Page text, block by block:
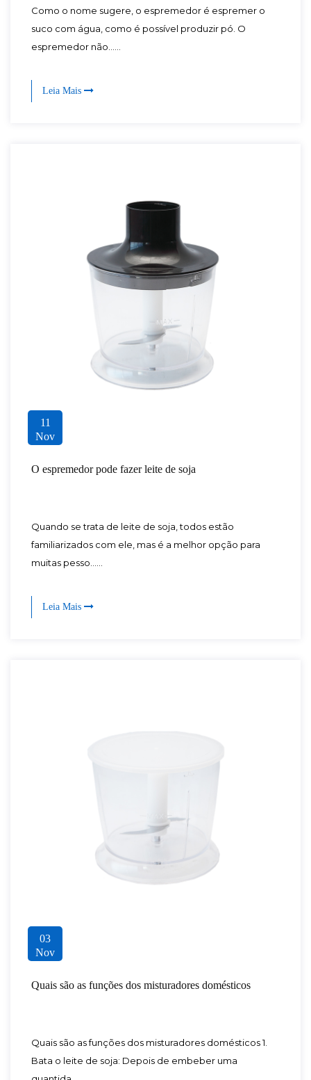
Como o nome sugere, o espremedor é espremer o
suco com água, como é possível produzir pó. O
espremedor não......
Leia Mais
11
Nov
O espremedor pode fazer leite de soja
Quando se trata de leite de soja, todos estão
familiarizados com ele, mas é a melhor opção para
muitas pesso......
Leia Mais
03
Nov
Quais são as funções dos misturadores domésticos
Quais são as funções dos misturadores domésticos 1.
Bata o leite de soja: Depois de embeber uma